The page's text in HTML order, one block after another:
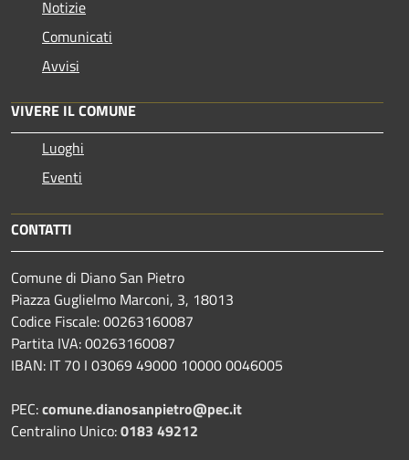
Notizie
Comunicati
Avvisi
VIVERE IL COMUNE
Luoghi
Eventi
CONTATTI
Comune di Diano San Pietro
Piazza Guglielmo Marconi, 3, 18013
Codice Fiscale: 00263160087
Partita IVA: 00263160087
IBAN: IT 70 I 03069 49000 10000 0046005
PEC:comune.dianosanpietro@pec.it
Centralino Unico:0183 49212